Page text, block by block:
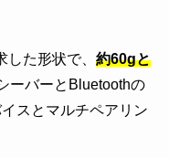
た形状で、 約60gと
ーバーとBluetoothの
スとマルチペアリン